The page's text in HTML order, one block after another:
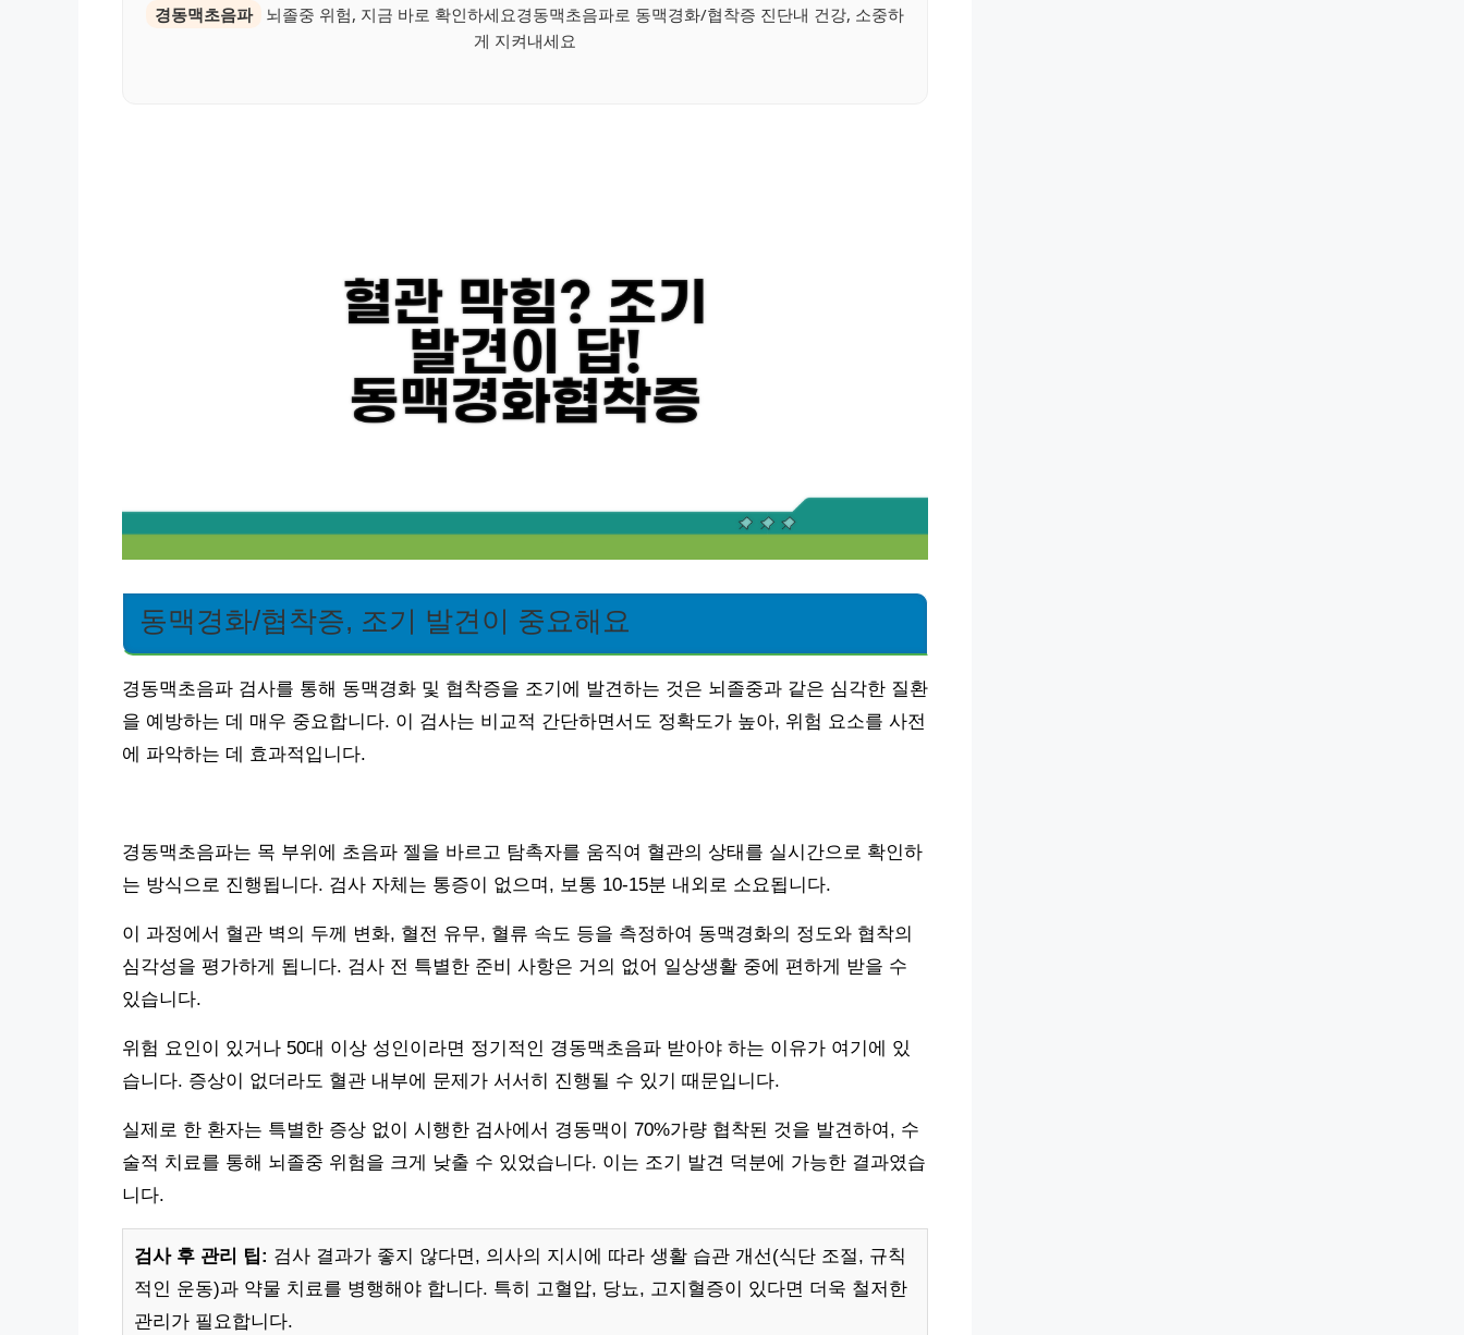
경동맥초음파
뇌졸중 위험, 지금 바로 확인하세요경동맥초음파로 동맥경화/협착증 진단내 건강, 소중하
게 지켜내세요
동맥경화/협착증, 조기 발견이 중요해요
경동맥초음파 검사를 통해 동맥경화 및 협착증을 조기에 발견하는 것은 뇌졸중과 같은 심각한 질환
을 예방하는 데 매우 중요합니다. 이 검사는 비교적 간단하면서도 정확도가 높아, 위험 요소를 사전
에 파악하는 데 효과적입니다.
경동맥초음파는 목 부위에 초음파 젤을 바르고 탐촉자를 움직여 혈관의 상태를 실시간으로 확인하
는 방식으로 진행됩니다. 검사 자체는 통증이 없으며, 보통 10-15분 내외로 소요됩니다.
이 과정에서 혈관 벽의 두께 변화, 혈전 유무, 혈류 속도 등을 측정하여 동맥경화의 정도와 협착의
심각성을 평가하게 됩니다. 검사 전 특별한 준비 사항은 거의 없어 일상생활 중에 편하게 받을 수
있습니다.
위험 요인이 있거나 50대 이상 성인이라면 정기적인 경동맥초음파 받아야 하는 이유가 여기에 있
습니다. 증상이 없더라도 혈관 내부에 문제가 서서히 진행될 수 있기 때문입니다.
실제로 한 환자는 특별한 증상 없이 시행한 검사에서 경동맥이 70%가량 협착된 것을 발견하여, 수
술적 치료를 통해 뇌졸중 위험을 크게 낮출 수 있었습니다. 이는 조기 발견 덕분에 가능한 결과였습
니다.
검사 후 관리 팁: 검사 결과가 좋지 않다면, 의사의 지시에 따라 생활 습관 개선(식단 조절, 규칙
적인 운동)과 약물 치료를 병행해야 합니다. 특히 고혈압, 당뇨, 고지혈증이 있다면 더욱 철저한
관리가 필요합니다.